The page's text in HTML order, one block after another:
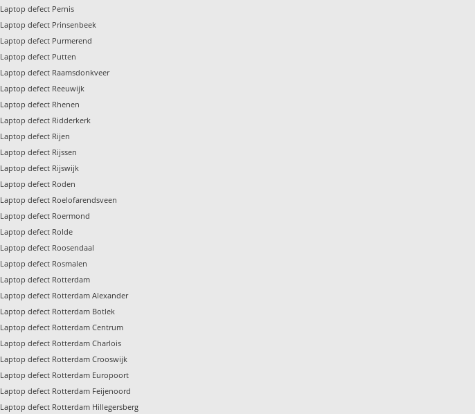
Laptop defect Pernis
Laptop defect Prinsenbeek
Laptop defect Purmerend
Laptop defect Putten
Laptop defect Raamsdonkveer
Laptop defect Reeuwijk
Laptop defect Rhenen
Laptop defect Ridderkerk
Laptop defect Rijen
Laptop defect Rijssen
Laptop defect Rijswijk
Laptop defect Roden
Laptop defect Roelofarendsveen
Laptop defect Roermond
Laptop defect Rolde
Laptop defect Roosendaal
Laptop defect Rosmalen
Laptop defect Rotterdam
Laptop defect Rotterdam Alexander
Laptop defect Rotterdam Botlek
Laptop defect Rotterdam Centrum
Laptop defect Rotterdam Charlois
Laptop defect Rotterdam Crooswijk
Laptop defect Rotterdam Europoort
Laptop defect Rotterdam Feijenoord
Laptop defect Rotterdam Hillegersberg